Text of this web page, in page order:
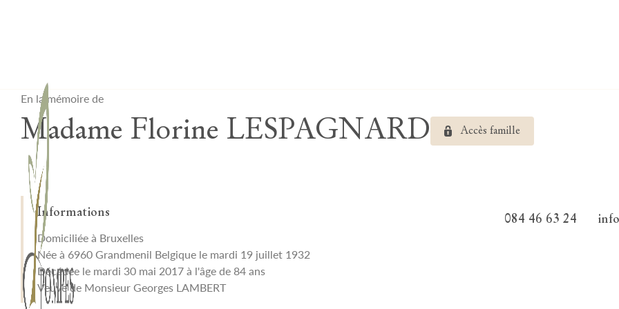
084 46 63 24
En la mémoire de
Madame Florine LESPAGNARD Accès famille
Informations
Domiciliée à Bruxelles
Née à 6960 Grandmenil Belgique le mardi 19 juillet 1932
Décédée le mardi 30 mai 2017 à l'âge de 84 ans
Veuve de Monsieur Georges LAMBERT